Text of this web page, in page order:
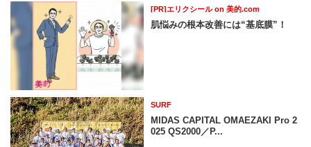
[PR]エリクシール on 美的.com
肌悩みの根本改善には“基底膜”！
SURF
MIDAS CAPITAL OMAEZAKI Pro 2
025 QS2000／P...